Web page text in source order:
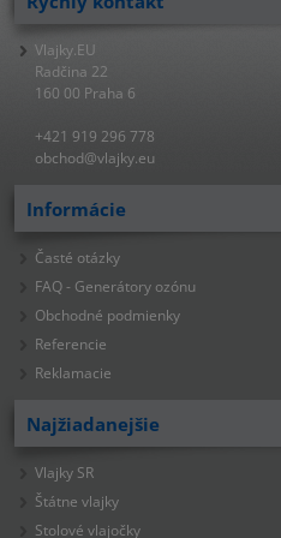
Vlajky.EU
Radčina 22
160 00 Praha 6
+421 919 296 778
obchod@vlajky.eu
Informácie
Časté otázky
FAQ - Generátory ozónu
Obchodné podmienky
Referencie
Reklamacie
Najžiadanejšie
Vlajky SR
Štátne vlajky
Stolové vlajočky